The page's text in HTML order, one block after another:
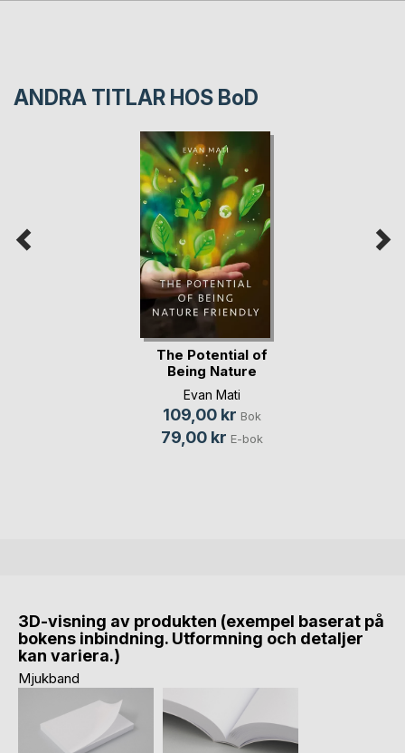
ANDRA TITLAR HOS BoD
The Potential of
Being Nature
Friendly
Evan Mati
109,00 kr Bok
79,00 kr E-bok
3D-visning av produkten (exempel baserat på
bokens inbindning. Utformning och detaljer
kan variera.)
Mjukband